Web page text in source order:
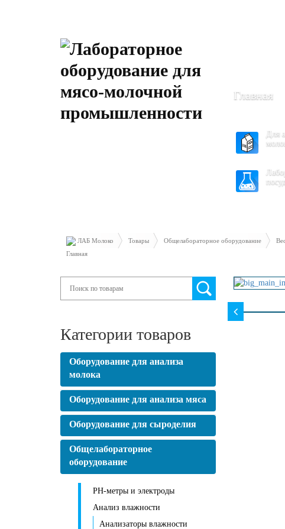
Главная
Для
ЛАБ Молоко Товары Общелабораторное оборудование
Категории товаров
Оборудование для анализа
молока
Оборудование для анализа мяса
Оборудование для сыроделия
Общелабораторное
оборудование
PH-метры и электроды
Анализ влажности
Анализаторы влажности